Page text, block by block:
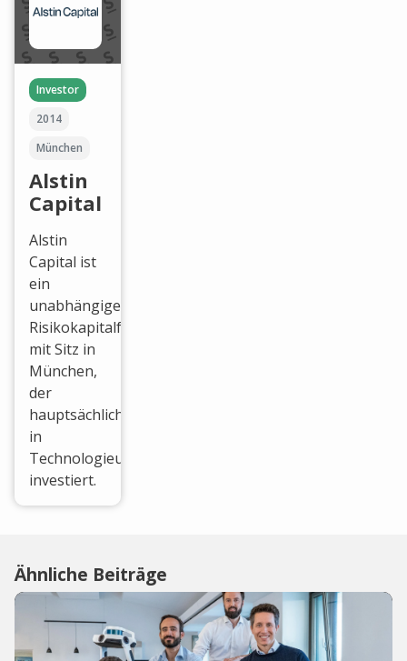
Investor
2014
München
Alstin
Capital
Alstin
Capital ist
ein
unabhängiger
Risikokapitalfonds
mit Sitz in
München,
der
hauptsächlich
in
Technologieunternehmen
investiert.
Ähnliche Beiträge